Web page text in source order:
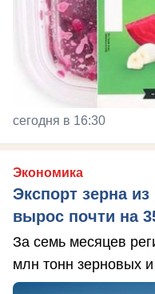
сегодня в 16:30
Экономика
Экспорт зерна
вырос почти на
За семь месяцев
млн тонн зерновых